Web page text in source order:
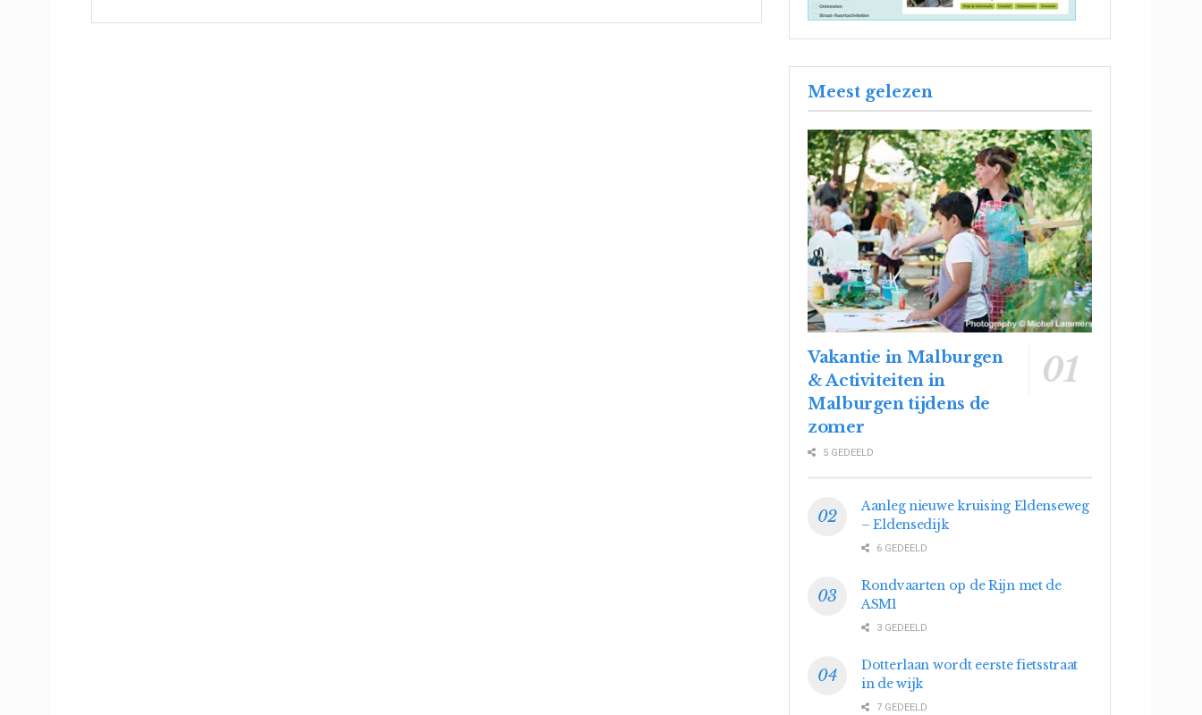
Meest gelezen
Vakantie in Malburgen
& Activiteiten in
Malburgen tijdens de
zomer
5 GEDEELD
Aanleg nieuwe kruising Eldenseweg
– Eldensedijk
6 GEDEELD
Rondvaarten op de Rijn met de
ASM1
3 GEDEELD
Dotterlaan wordt eerste fietsstraat
in de wijk
7 GEDEELD